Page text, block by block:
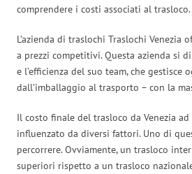
comprendere i costi associati al trasloco.
L’azienda di traslochi Traslochi Venezia
a prezzi competitivi. Questa azienda si
e l’efficienza del suo team, che gestisce
dall’imballaggio al trasporto – con la
Il costo finale del trasloco da Venezia ad
influenzato da diversi fattori. Uno di
percorrere. Ovviamente, un trasloco
superiori rispetto a un trasloco